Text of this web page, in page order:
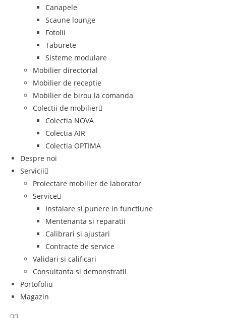
Canapele
Scaune lounge
Fotolii
Taburete
Sisteme modulare
Mobilier directorial
Mobilier de receptie
Mobilier de birou la comanda
Colectii de mobilier
Colectia NOVA
Colectia AIR
Colectia OPTIMA
Despre noi
Servicii
Proiectare mobilier de laborator
Service
Instalare si punere in functiune
Mentenanta si reparatii
Calibrari si ajustari
Contracte de service
Validari si calificari
Consultanta si demonstratii
Portofoliu
Magazin